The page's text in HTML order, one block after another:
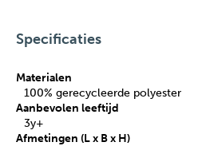
Specificaties
Materialen
100% gerecycleerde polyester
Aanbevolen leeftijd
3y+
Afmetingen (L x B x H)